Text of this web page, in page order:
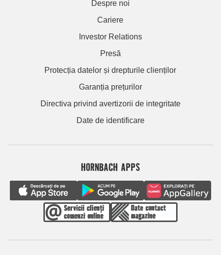
Despre noi
Cariere
Investor Relations
Presă
Protecția datelor și drepturile clienților
Garanția prețurilor
Directiva privind avertizorii de integritate
Date de identificare
HORNBACH APPS